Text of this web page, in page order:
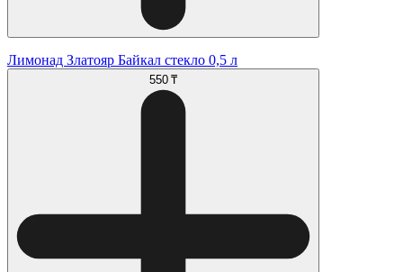
Лимонад Златояр Байкал стекло 0,5 л
550 ₸